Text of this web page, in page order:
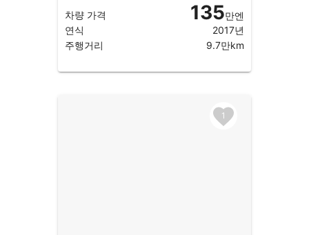
차량 가격 135만엔
연식
2017년
주행거리
9.7만km
1